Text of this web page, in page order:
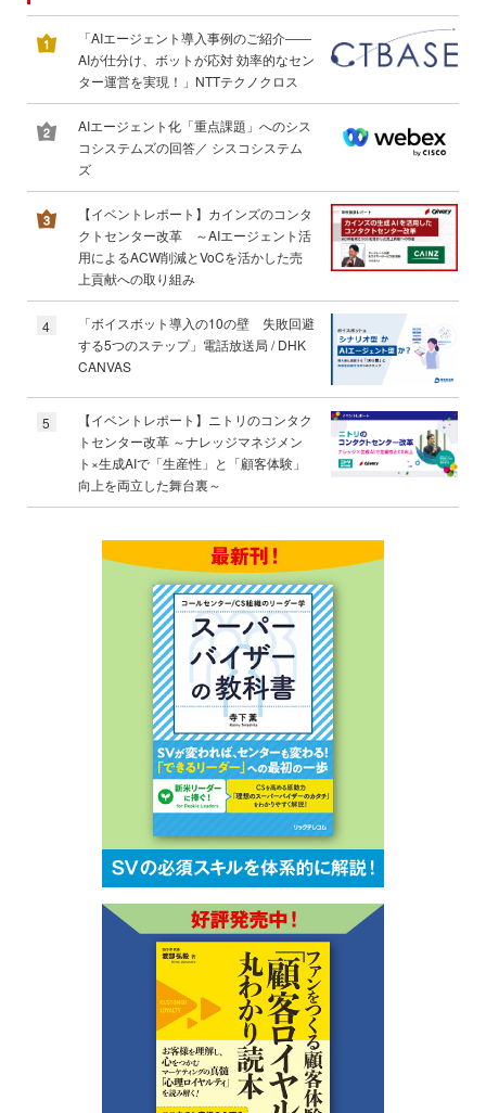
「AIエージェント導入事例のご紹介――
AIが仕分け、ボットが応対 効率的なセン
ター運営を実現！」NTTテクノクロス
AIエージェント化「重点課題」へのシス
コシステムズの回答／ シスコシステム
ズ
【イベントレポート】カインズのコンタ
クトセンター改革 ～AIエージェント活
用によるACW削減とVoCを活かした売
上貢献への取り組み
4
「ボイスボット導入の10の壁 失敗回避
する5つのステップ」電話放送局 / DHK
CANVAS
5
【イベントレポート】ニトリのコンタク
トセンター改革 ～ナレッジマネジメン
ト×生成AIで「生産性」と「顧客体験」
向上を両立した舞台裏～